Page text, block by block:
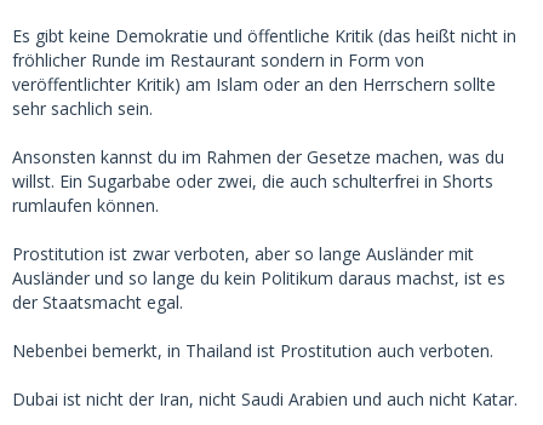
Es gibt keine Demokratie und öffentliche Kritik (das heißt nicht in
fröhlicher Runde im Restaurant sondern in Form von
veröffentlichter Kritik) am Islam oder an den Herrschern sollte
sehr sachlich sein.
Ansonsten kannst du im Rahmen der Gesetze machen, was du
willst. Ein Sugarbabe oder zwei, die auch schulterfrei in Shorts
rumlaufen können.
Prostitution ist zwar verboten, aber so lange Ausländer mit
Ausländer und so lange du kein Politikum daraus machst, ist es
der Staatsmacht egal.
Nebenbei bemerkt, in Thailand ist Prostitution auch verboten.
Dubai ist nicht der Iran, nicht Saudi Arabien und auch nicht Katar.